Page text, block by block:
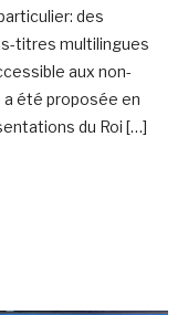
des
titres multilingues
aux non-
été proposée en
du Roi […]